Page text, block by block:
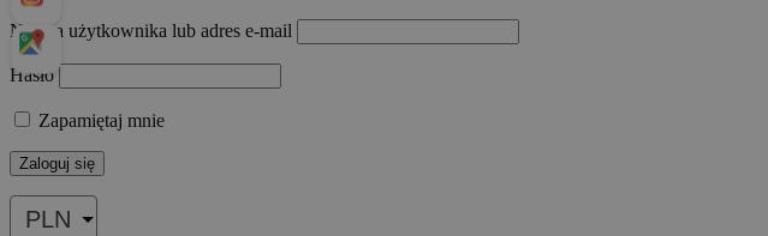
Nazwa użytkownika lub adres e-mail
Hasło
Zapamiętaj mnie